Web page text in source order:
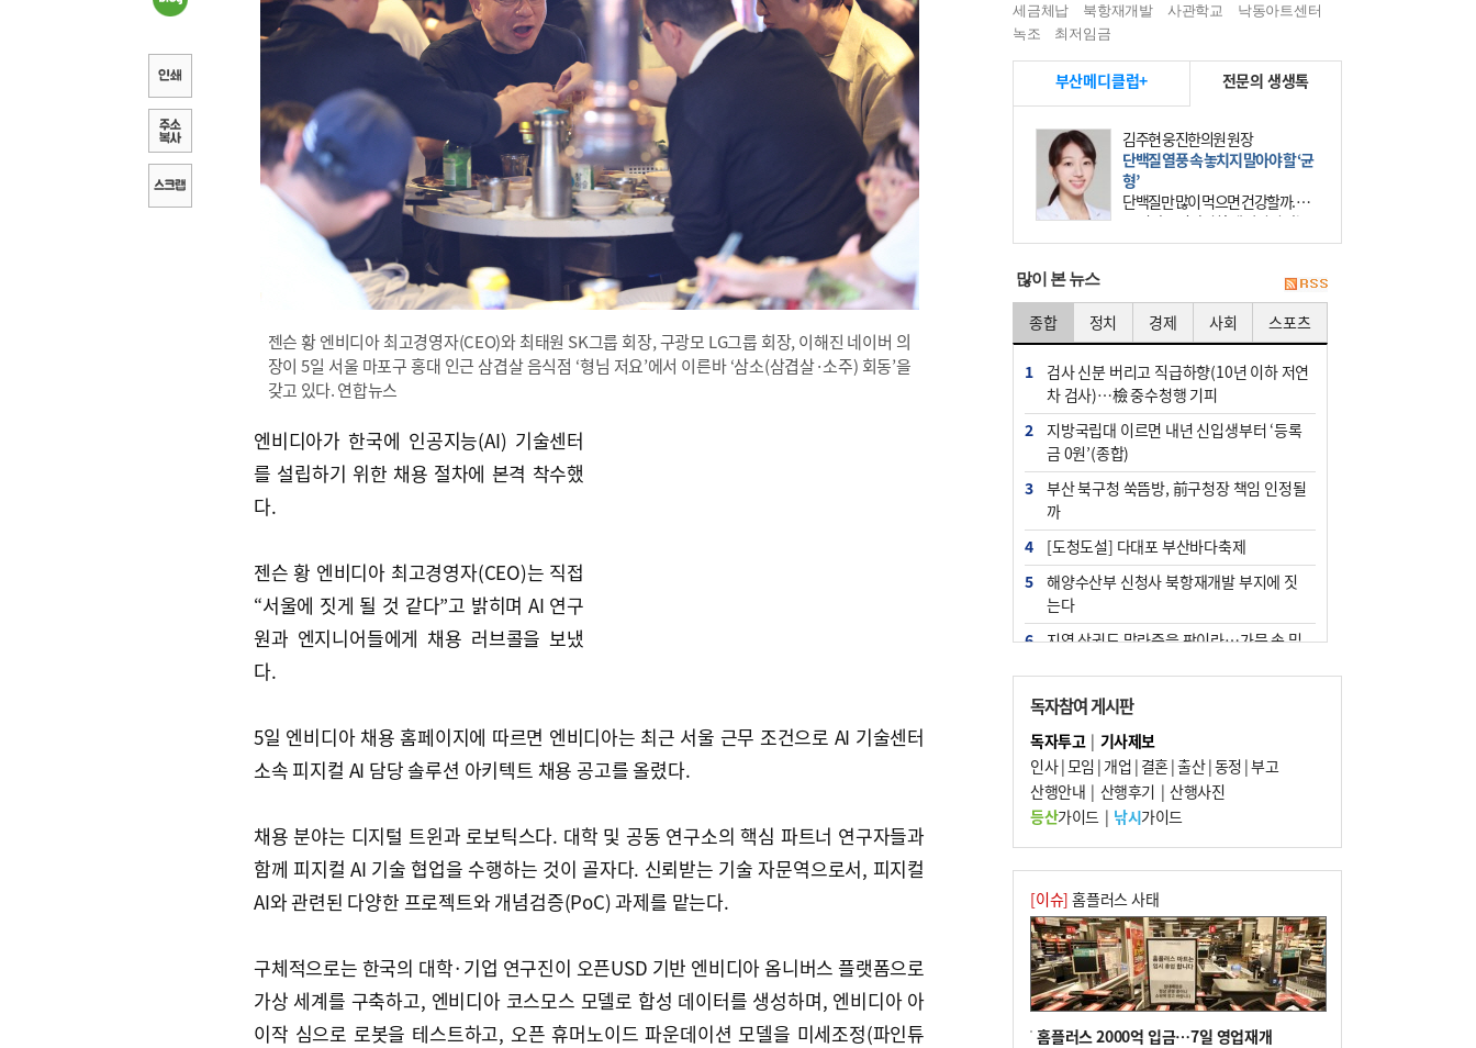
젠슨 황 엔비디아 최고경영자(CEO)와 최태원 SK그룹 회장, 구광모 LG그룹 회장, 이해진 네이버 의
장이 5일 서울 마포구 홍대 인근 삼겹살 음식점 ‘형님 저요’에서 이른바 ‘삼소(삼겹살·소주) 회동’을
갖고 있다. 연합뉴스
엔비디아가 한국에 인공지능(AI) 기술센터
를 설립하기 위한 채용 절차에 본격 착수했
다.
젠슨 황 엔비디아 최고경영자(CEO)는 직접
“서울에 짓게 될 것 같다”고 밝히며 AI 연구
원과 엔지니어들에게 채용 러브콜을 보냈
다.
5일 엔비디아 채용 홈페이지에 따르면 엔비디아는 최근 서울 근무 조건으로 AI 기술센터
소속 피지컬 AI 담당 솔루션 아키텍트 채용 공고를 올렸다.
채용 분야는 디지털 트윈과 로보틱스다. 대학 및 공동 연구소의 핵심 파트너 연구자들과
함께 피지컬 AI 기술 협업을 수행하는 것이 골자다. 신뢰받는 기술 자문역으로서, 피지컬
AI와 관련된 다양한 프로젝트와 개념검증(PoC) 과제를 맡는다.
구체적으로는 한국의 대학·기업 연구진이 오픈USD 기반 엔비디아 옴니버스 플랫폼으로
가상 세계를 구축하고, 엔비디아 코스모스 모델로 합성 데이터를 생성하며, 엔비디아 아
이작 심으로 로봇을 테스트하고, 오픈 휴머노이드 파운데이션 모델을 미세조정(파인튜
세금체납
북항재개발 사관학교
낙동아트센터
녹조
최저임금
부산메디클럽+ 전문의 생생톡
김주현 웅진한의원 원장
단백질 열풍 속 놓치지 말아야 할 ‘균
형’
단백질만 많이 먹으면 건강할까. 요
즘 건강을 이야기할 때 빠지지 않는
키워드가 단백질이다. 헬스장을 다니
많이 본 뉴스
종합 정치 경제 사회 스포츠
1
검사 신분 버리고 직급하향(10년 이하 저연
차 검사)…檢 중수청행 기피
2
지방국립대 이르면 내년 신입생부터 ‘등록
금 0원’(종합)
3
부산 북구청 쑥뜸방, 前구청장 책임 인정될
까
4
[도청도설] 다대포 부산바다축제
5
해양수산부 신청사 북항재개발 부지에 짓
는다
6
지역 상권도 말라죽을 판이라…가뭄 속 밀
7
법원, 단차 논란 북항 복합환승센터 공사중
지 관련 현장검증
8
통영시민 추석 전 35만 원 받는다
9
부산 철강공장 50대 노동자 추락사
10 국힘 부산시당, ‘정이한 조력’ 시의원 윤리
위에…‘한동훈 지지’도 신고접수
독자참여 게시판
독자투고| 기사제보
인사|모임 | 개업 | 결혼|출산|동정 |부고
산행안내 | 산행후기 | 산행사진
등산가이드| 낚시가이드
[이슈] 홈플러스 사태
홈플러스 2000억 입금…7일 영업재개